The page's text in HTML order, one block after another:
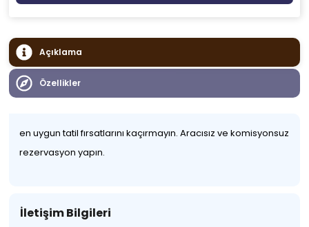
Açıklama
Özellikler
en uygun tatil fırsatlarını kaçırmayın. Aracısız ve komisyonsuz
rezervasyon yapın.
İletişim Bilgileri